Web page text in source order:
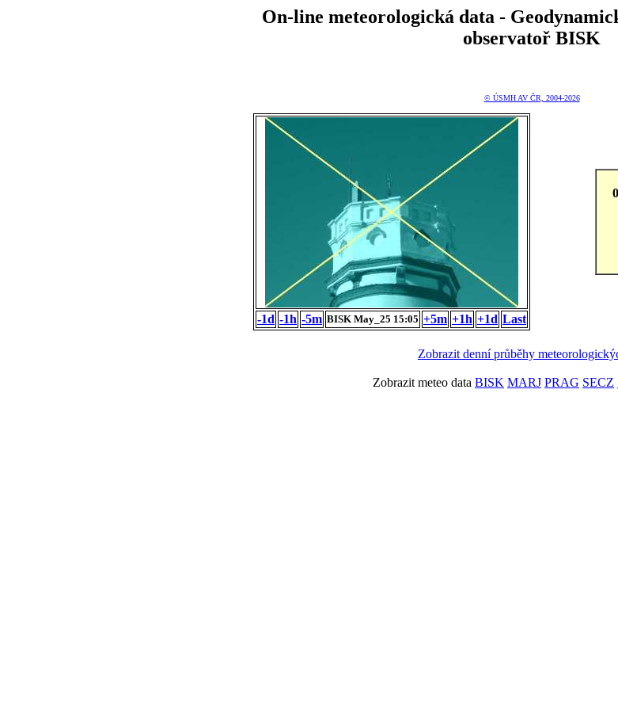
On-line meteorologická data -
observatoř BISK
© ÚSMH AV ČR, 2004-2026
-1d -1h -5m BISK May_25 15:05 +5m +1h +1d Last
Zobrazit denní průběhy
Zobrazit meteo data BISK MARJ PRAG SECZ